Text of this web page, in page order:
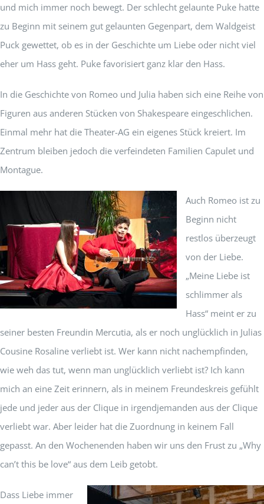
und mich immer noch bewegt. Der schlecht gelaunte Puke hatte
zu Beginn mit seinem gut gelaunten Gegenpart, dem Waldgeist
Puck gewettet, ob es in der Geschichte um Liebe oder nicht viel
eher um Hass geht. Puke favorisiert ganz klar den Hass.
In die Geschichte von Romeo und Julia haben sich eine Reihe von
Figuren aus anderen Stücken von Shakespeare eingeschlichen.
Einmal mehr hat die Theater-AG ein eigenes Stück kreiert. Im
Zentrum bleiben jedoch die verfeindeten Familien Capulet und
Montague.
Auch Romeo ist zu
Beginn nicht
restlos überzeugt
von der Liebe.
„Meine Liebe ist
schlimmer als
Hass“ meint er zu
seiner besten Freundin Mercutia, als er noch unglücklich in Julias
Cousine Rosaline verliebt ist. Wer kann nicht nachempfinden,
wie weh das tut, wenn man unglücklich verliebt ist? Ich kann
mich an eine Zeit erinnern, als in meinem Freundeskreis gefühlt
jede und jeder aus der Clique in irgendjemanden aus der Clique
verliebt war. Aber leider hat die Zuordnung in keinem Fall
gepasst. An den Wochenenden haben wir uns den Frust zu „Why
can’t this be love“ aus dem Leib getobt.
Dass Liebe immer